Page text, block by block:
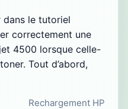
dans le tutoriel
correctement une
4500 lorsque celle-
Tout d’abord,
Rechargement HP